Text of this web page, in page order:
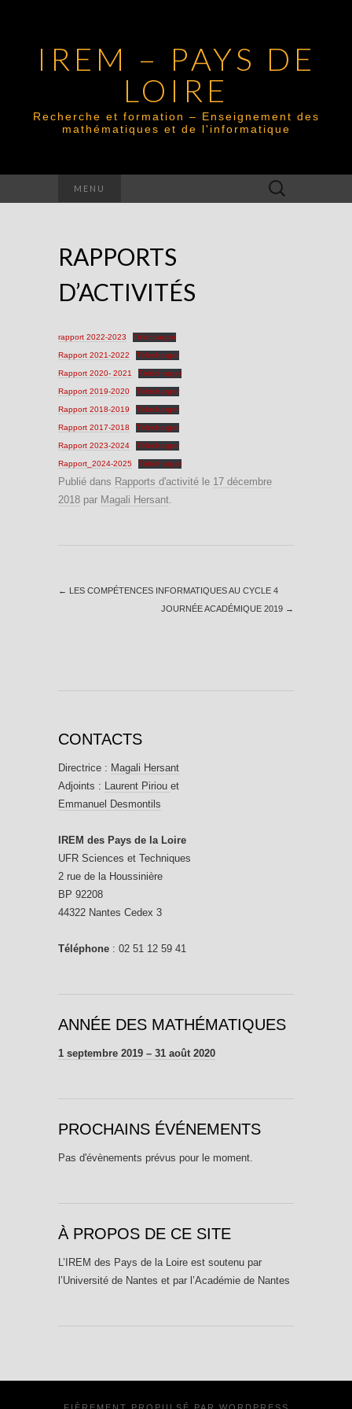
IREM – PAYS DE
LOIRE
Recherche et formation – Enseignement des
mathématiques et de l'informatique
MENU Rechercher :
RAPPORTS
D’ACTIVITÉS
rapport 2022-2023 Télécharger
Rapport 2021-2022 Télécharger
Rapport 2020- 2021 Télécharger
Rapport 2019-2020 Télécharger
Rapport 2018-2019 Télécharger
Rapport 2017-2018 Télécharger
Rapport 2023-2024 Télécharger
Rapport_2024-2025 Télécharger
Publié dans Rapports d'activité le 17 décembre
2018 par Magali Hersant.
← LES COMPÉTENCES INFORMATIQUES AU CYCLE 4
JOURNÉE ACADÉMIQUE 2019 →
CONTACTS
Directrice : Magali Hersant
Adjoints : Laurent Piriou et
Emmanuel Desmontils
IREM des Pays de la Loire
UFR Sciences et Techniques
2 rue de la Houssinière
BP 92208
44322 Nantes Cedex 3
Téléphone : 02 51 12 59 41
ANNÉE DES MATHÉMATIQUES
1 septembre 2019 – 31 août 2020
PROCHAINS ÉVÉNEMENTS
Pas d'évènements prévus pour le moment.
À PROPOS DE CE SITE
L’IREM des Pays de la Loire est soutenu par
l’Université de Nantes et par l’Académie de Nantes